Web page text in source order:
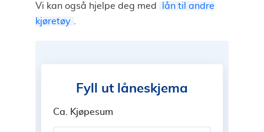
Vi kan også hjelpe deg med
lån til andre
kjøretøy
Fyll ut låneskjema
Ca. Kjøpesum